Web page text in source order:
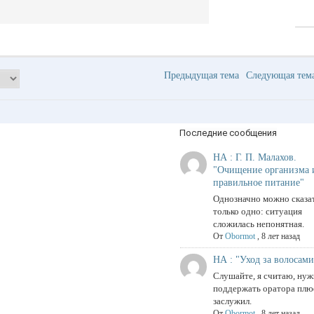
Предыдущая тема Следующая
Последние сообщения
НА : Г. П. Малахов.
"Очищение организма
правильное питание"
Однозначно можно
только одно: ситуация
сложилась непонятная.
ОтObormot ,8 лет назад
НА : "Уход за
Слушайте, я считаю,
поддержать оратора
заслужил.